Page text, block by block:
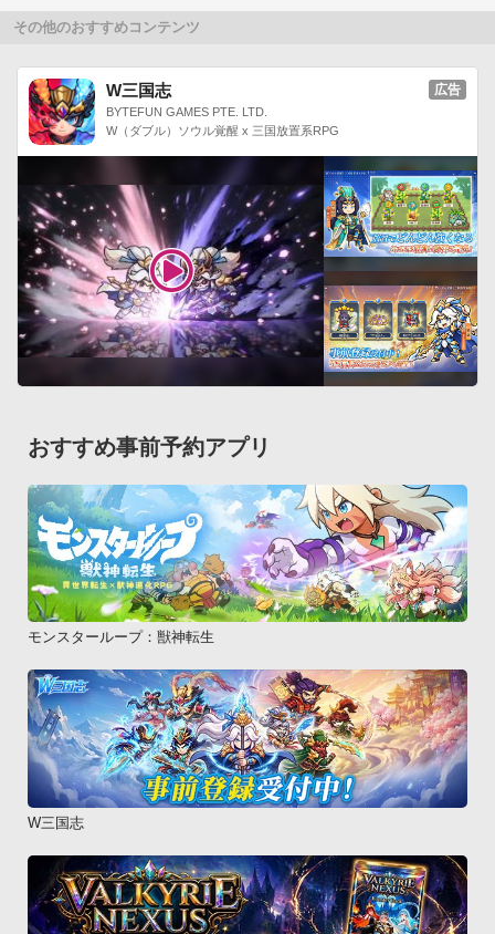
その他のおすすめコンテンツ
W三国志
BYTEFUN GAMES PTE. LTD.
W（ダブル）ソウル覚醒 x 三国放置系RPG
広告
おすすめ事前予約アプリ
モンスターループ：獣神転生
W三国志